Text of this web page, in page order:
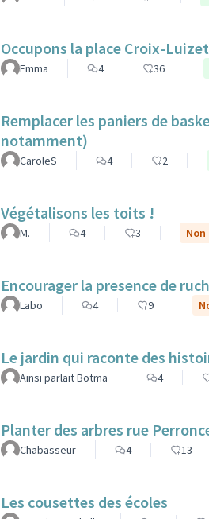
Occupons la place Croix-
Emma 4 36
Remplacer les paniers de
notamment)
CaroleS 4 2
Végétalisons les toits !
M. 4 3
Encourager la presence de
Labo 4 9
Le jardin qui raconte des
Ainsi parlait Botma 4
Planter des arbres rue
Chabasseur 4 13
Les cousettes des écoles